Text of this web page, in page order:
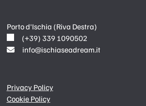
Porto d'Ischia (Riva Destra)
(+39) 339 1090502
info@ischiaseadream.it
Privacy Policy
Cookie Policy